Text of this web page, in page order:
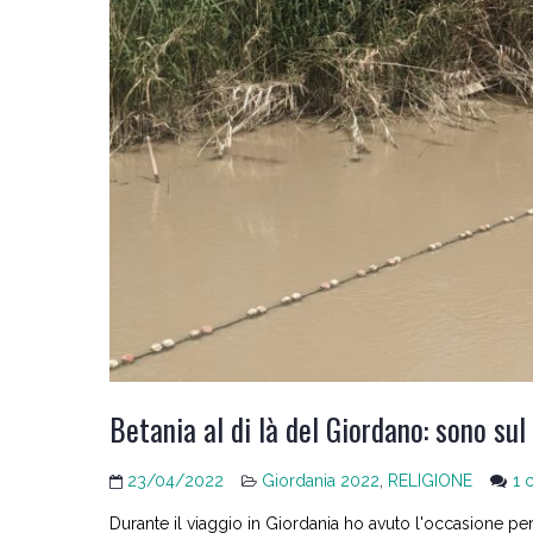
Betania al di là del Giordano: sono
23/04/2022 Giordania 2022, RELIGIONE 1
Durante il viaggio in Giordania ho avuto l'occasione